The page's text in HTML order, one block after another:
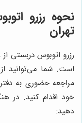
نحوه رزرو
تهران
رزرو اتوبوس دربستی از
است. شما می‌توانید
مراجعه حضوری به
خود اقدام کنید. در
دهید: